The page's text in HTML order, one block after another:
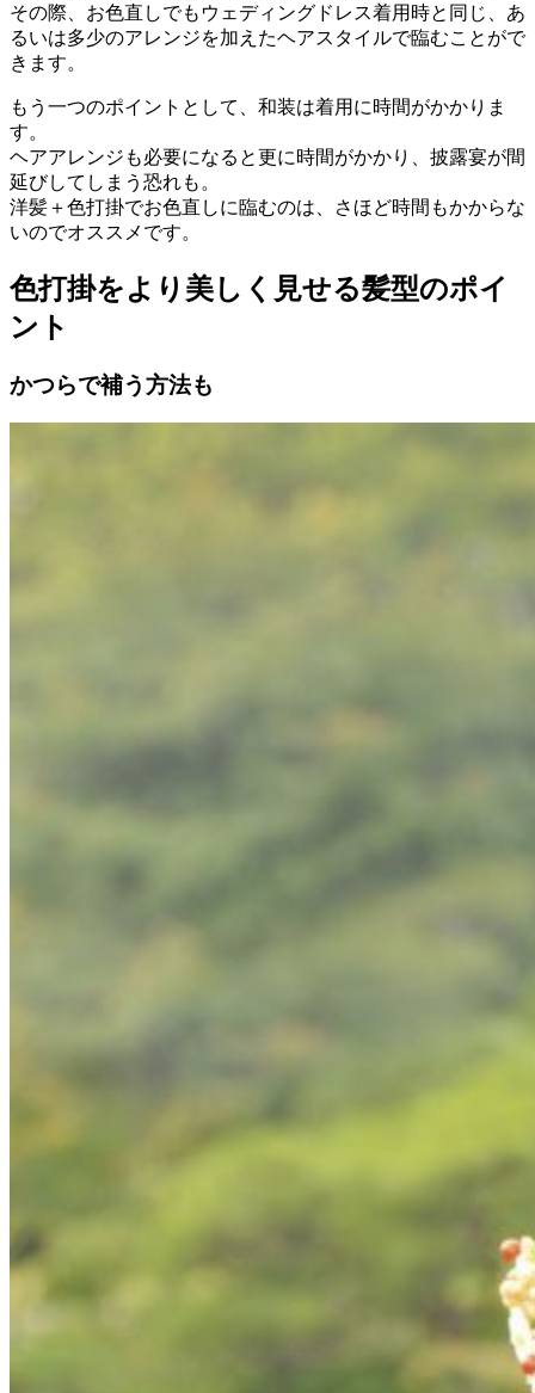
その際、お色直しでもウェディングドレス着用時と同じ、あ
るいは多少のアレンジを加えたヘアスタイルで臨むことがで
きます。
もう一つのポイントとして、和装は着用に時間がかかりま
す。
ヘアアレンジも必要になると更に時間がかかり、披露宴が間
延びしてしまう恐れも。
洋髪＋色打掛でお色直しに臨むのは、さほど時間もかからな
いのでオススメです。
色打掛をより美しく見せる髪型のポイ
ント
かつらで補う方法も